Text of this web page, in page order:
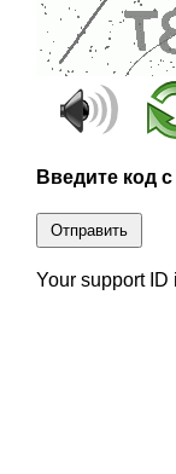
Введите код
Отправить
Your support